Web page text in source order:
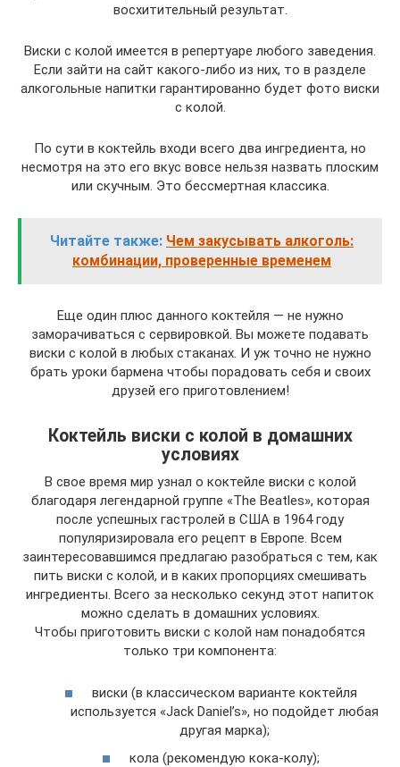
восхитительный результат.
Виски с колой имеется в репертуаре любого заведения.
Если зайти на сайт какого-либо из них, то в разделе
алкогольные напитки гарантированно будет фото виски
с колой.
По сути в коктейль входи всего два ингредиента, но
несмотря на это его вкус вовсе нельзя назвать плоским
или скучным. Это бессмертная классика.
Читайте также: Чем закусывать алкоголь:
комбинации, проверенные временем
Еще один плюс данного коктейля — не нужно
заморачиваться с сервировкой. Вы можете подавать
виски с колой в любых стаканах. И уж точно не нужно
брать уроки бармена чтобы порадовать себя и своих
друзей его приготовлением!
Коктейль виски с колой в домашних
условиях
В свое время мир узнал о коктейле виски с колой
благодаря легендарной группе «The Beatles», которая
после успешных гастролей в США в 1964 году
популяризировала его рецепт в Европе. Всем
заинтересовавшимся предлагаю разобраться с тем, как
пить виски с колой, и в каких пропорциях смешивать
ингредиенты. Всего за несколько секунд этот напиток
можно сделать в домашних условиях.
Чтобы приготовить виски с колой нам понадобятся
только три компонента:
виски (в классическом варианте коктейля
используется «Jack Daniel’s», но подойдет любая
другая марка);
кола (рекомендую кока-колу);